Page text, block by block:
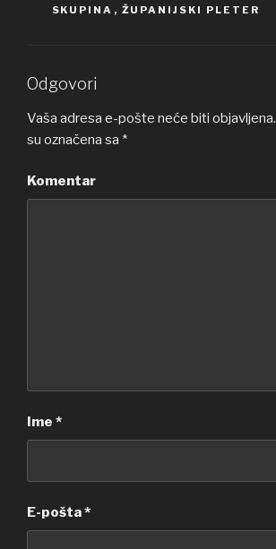
SKUPINA , ŽUPANIJSKI PLETER
Odgovori
Vaša adresa e-pošte neće biti objavljena.
su označena sa *
Komentar
Ime *
E-pošta*